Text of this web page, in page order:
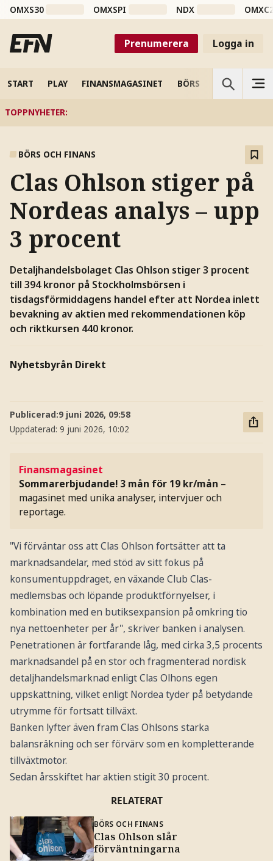
OMXS30 OMXSPI NDX
Prenumerera Logga in
START PLAY FINANSMAGASINET BÖRS VETENSKAP
TOPPNYHETER:
BÖRS OCH FINANS
Clas Ohlson stiger på
Nordeas analys – upp
3 procent
Detaljhandelsbolaget Clas Ohlson stiger 3 procent
till 394 kronor på Stockholmsbörsen i
tisdagsförmiddagens handel efter att Nordea inlett
bevakning av aktien med rekommendationen köp
och riktkursen 440 kronor.
Nyhetsbyrån Direkt
Publicerad:9 juni 2026, 09:58
Uppdaterad: 9 juni 2026, 10:02
Finansmagasinet
Sommarerbjudande! 3 mån för 19 kr/mån –
magasinet med unika analyser, intervjuer och
reportage.
"Vi förväntar oss att Clas Ohlson fortsätter att ta
marknadsandelar, med stöd av sitt fokus på
konsumentuppdraget, en växande Club Clas-
medlemsbas och löpande produktförnyelser, i
kombination med en butiksexpansion på omkring tio
nya nettoenheter per år", skriver banken i analysen.
Penetrationen är fortfarande låg, med cirka 3,5 procents
marknadsandel på en stor och fragmenterad nordisk
detaljhandelsmarknad enligt Clas Olhons egen
uppskattning, vilket enligt Nordea tyder på betydande
utrymme för fortsatt tillväxt.
Banken lyfter även fram Clas Ohlsons starka
balansräkning och ser förvärv som en kompletterande
tillväxtmotor.
Sedan årsskiftet har aktien stigit 30 procent.
RELATERAT
BÖRS OCH FINANS
Clas Ohlson slår
förväntningarna